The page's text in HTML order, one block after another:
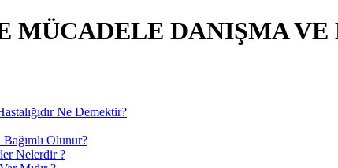
MÜCADELE DANIŞMA
Ne Demektir?
Olunur?
Nelerdir ?